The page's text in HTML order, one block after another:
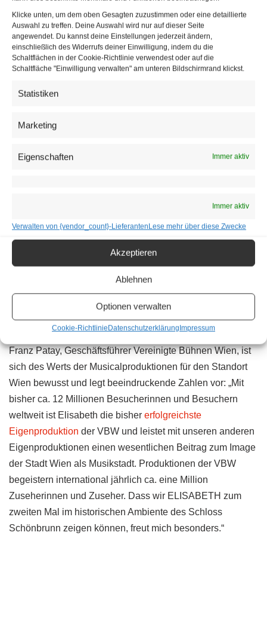
Klicke unten, um dem oben Gesagten zuzustimmen oder eine detaillierte
Auswahl zu treffen. Deine Auswahl wird nur auf dieser Seite
angewendet. Du kannst deine Einstellungen jederzeit ändern,
einschließlich des Widerrufs deiner Einwilligung, indem du die
Schaltflächen in der Cookie-Richtlinie verwendest oder auf die
Schaltfläche "Einwilligung verwalten" am unteren Bildschirmrand klickst.
Statistiken
Marketing
Eigenschaften Immer aktiv
Immer aktiv
Verwalten von {vendor_count}-LieferantenLese mehr über diese Zwecke
Akzeptieren
Ablehnen
Optionen verwalten
Cookie-RichtlinieDatenschutzerklärungImpressum
Mörder Luigi Lucheni wird wieder von Musical-StarDavid
Jakobsverkörpert. Als „Elisabeths“ Mutter „Herzogin
Ludovika“ kommt die Sängerin und Schauspielerin
Bergnach Wien zurück. „Elisabeths“ Vater „Herzog Max in
Hans Neblung
Besuch der alten Dame). „Erzherzog Rudolf“ wird
verkörpert, der mit der Rolle bestens vertraut ist.
Elisabeth – Das Musical Open Air in Schönbrunn | | © Herwig Prammer
Vereinigte Bühnen Wien
Franz Patay, Geschäftsführer Vereinigte Bühnen Wien, ist
sich des Werts der Musicalproduktionen für den Standort
Wien bewusst und legt beeindruckende Zahlen vor: „Mit
bisher ca. 12 Millionen Besucherinnen und Besuchern
weltweit ist Elisabeth die bisher erfolgreichste
Eigenproduktion der VBW und leistet mit unseren anderen
Eigenproduktionen einen wesentlichen Beitrag zum Image
der Stadt Wien als Musikstadt. Produktionen der VBW
begeistern international jährlich ca. eine Million
Zuseherinnen und Zuseher. Dass wir ELISABETH zum
zweiten Mal im historischen Ambiente des Schloss
Schönbrunn zeigen können, freut mich besonders.“